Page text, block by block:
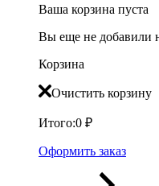
Ваша корзина пуста
Вы еще не добавили
Корзина
Очистить корзину
Итого:0 ₽
Оформить заказ